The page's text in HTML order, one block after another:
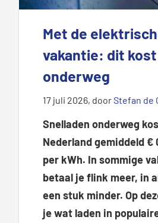
Met de
vakantie: dit
onderweg
17 juli 2026, doorStefan de
Snelladen onderweg
Nederland gemiddeld€
per kWh. In sommige
betaal je flink meer, in
een stuk minder. Op
je wat laden in